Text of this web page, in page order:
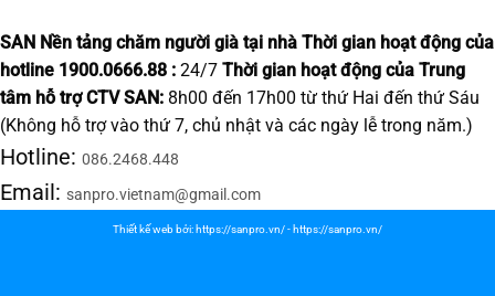
SAN Nền tảng chăm người già tại nhà Thời gian hoạt động của
hotline 1900.0666.88 : 24/7 Thời gian hoạt động của Trung
tâm hỗ trợ CTV SAN: 8h00 đến 17h00 từ thứ Hai đến thứ Sáu
(Không hỗ trợ vào thứ 7, chủ nhật và các ngày lễ trong năm.)
Hotline: 086.2468.448
Email: sanpro.vietnam@gmail.com
Thiết kế web bởi: https://sanpro.vn/- https://sanpro.vn/